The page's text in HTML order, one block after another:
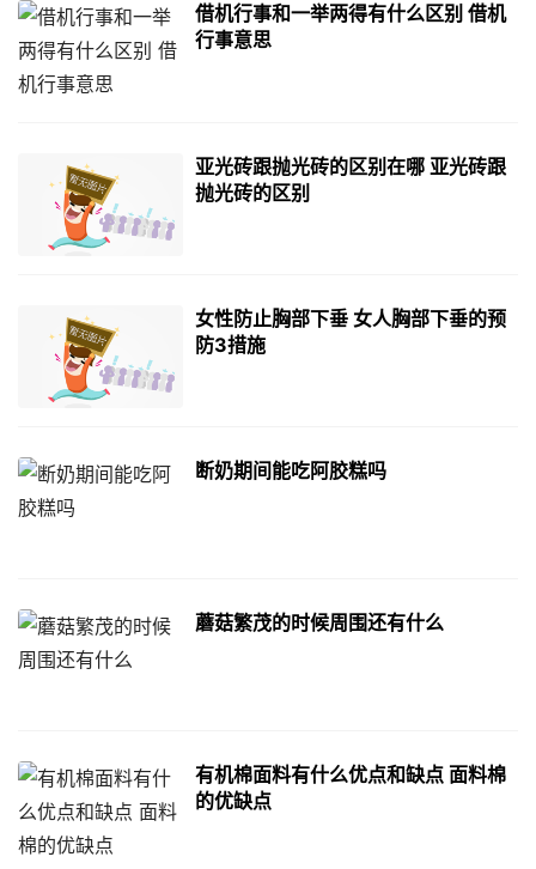
借机行事和一举两得有什么区别 借机
行事意思
亚光砖跟抛光砖的区别在哪 亚光砖跟
抛光砖的区别
女性防止胸部下垂 女人胸部下垂的预
防3措施
断奶期间能吃阿胶糕吗
蘑菇繁茂的时候周围还有什么
有机棉面料有什么优点和缺点 面料棉
的优缺点